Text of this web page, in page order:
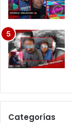
Categorías